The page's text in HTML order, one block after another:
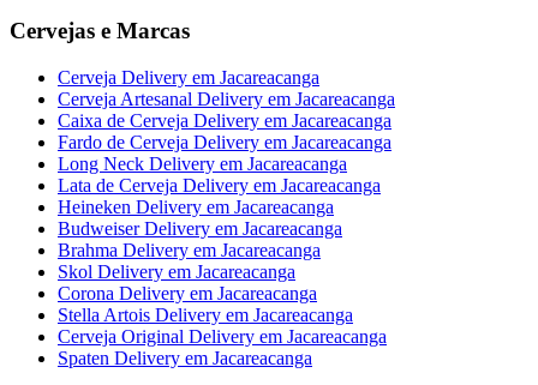
Cervejas e Marcas
Cerveja Delivery em Jacareacanga
Cerveja Artesanal Delivery em Jacareacanga
Caixa de Cerveja Delivery em Jacareacanga
Fardo de Cerveja Delivery em Jacareacanga
Long Neck Delivery em Jacareacanga
Lata de Cerveja Delivery em Jacareacanga
Heineken Delivery em Jacareacanga
Budweiser Delivery em Jacareacanga
Brahma Delivery em Jacareacanga
Skol Delivery em Jacareacanga
Corona Delivery em Jacareacanga
Stella Artois Delivery em Jacareacanga
Cerveja Original Delivery em Jacareacanga
Spaten Delivery em Jacareacanga